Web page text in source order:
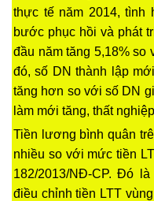
thực tế năm 2014,
bước phục hồi và phát
đầu năm tăng 5,18% so
đó, số DN thành lập
tăng hơn so với số DN
làm mới tăng, thất
Tiền lương bình quân
nhiều so với mức tiền
182/2013/NĐ-CP. Đó
điều chỉnh tiền LTT